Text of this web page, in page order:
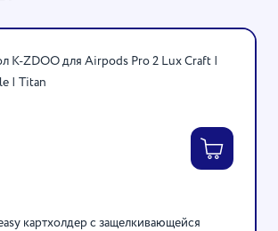
K-ZDOO для Airpods Pro 2 Lux Craft |
| Titan
картхолдер с защелкивающейся